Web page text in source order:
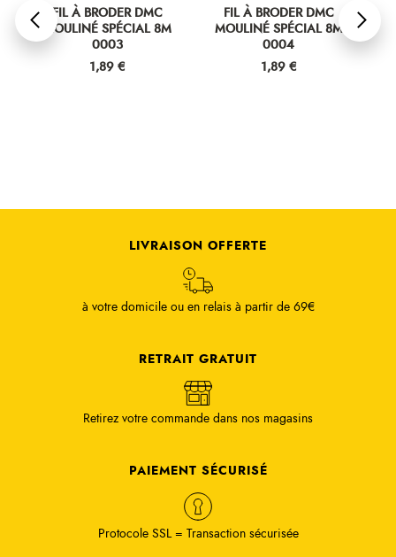
FIL À BRODER DMC
MOULINÉ SPÉCIAL 8M
0003
Prix
1,89 €
FIL À BRODER DMC
MOULINÉ SPÉCIAL 8M
0004
Prix
1,89 €
LIVRAISON OFFERTE
à votre domicile ou en relais à partir de 69€
RETRAIT GRATUIT
Retirez votre commande dans nos magasins
PAIEMENT SÉCURISÉ
Protocole SSL = Transaction sécurisée